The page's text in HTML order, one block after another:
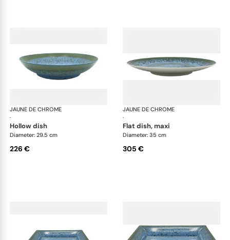
JAUNE DE CHROME
·
Nymphéa
hollow dish
Diameter: 29.5 cm
226 €
JAUNE DE CHROME
·
flat dish, maxi
Diameter: 35 cm
305 €